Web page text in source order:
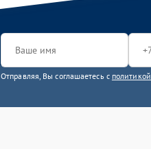
Отправляя, Вы соглашаетесь с